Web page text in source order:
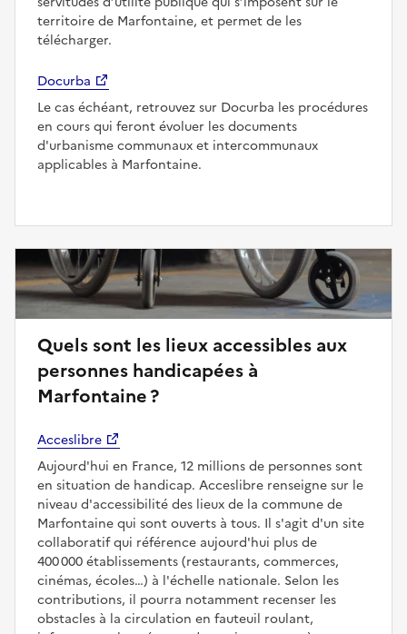
territoire de Marfontaine, et permet de les
télécharger.
Docurba
Le cas échéant, retrouvez sur Docurba les procédures
en cours qui feront évoluer les documents
d'urbanisme communaux et intercommunaux
applicables à Marfontaine.
Quels sont les lieux accessibles aux
personnes handicapées à
Marfontaine ?
Acceslibre
Aujourd'hui en France, 12 millions de personnes sont
en situation de handicap. Acceslibre renseigne sur le
niveau d'accessibilité des lieux de la commune de
Marfontaine qui sont ouverts à tous. Il s'agit d'un site
collaboratif qui référence aujourd'hui plus de
400 000 établissements (restaurants, commerces,
cinémas, écoles…) à l'échelle nationale. Selon les
contributions, il pourra notamment recenser les
obstacles à la circulation en fauteuil roulant,